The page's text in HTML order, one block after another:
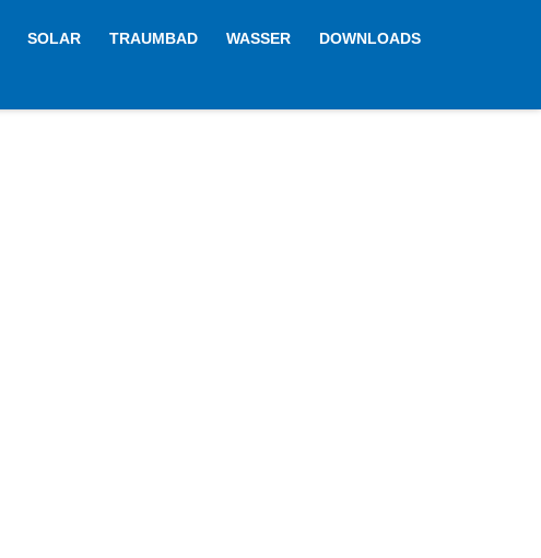
SOLAR TRAUMBAD WASSER DOWNLOADS